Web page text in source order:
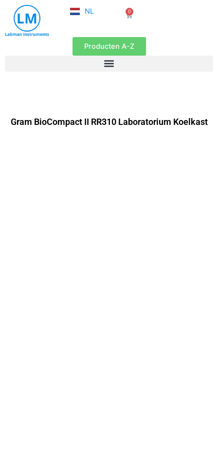
naar
NL
EN
0
Winkelwagen
Producten A-Z
Gram BioCompact II RR310 Laboratorium Koelkast